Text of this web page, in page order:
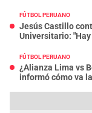
FÚTBOL PERUANO
Jesús Castillo
Universitario:
FÚTBOL PERUANO
¿Alianza Lima vs
informó cómo va